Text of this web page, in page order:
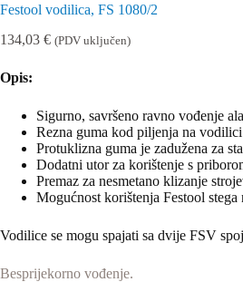
Festool vodilica, FS 1080/2
134,03 € (PDV uključen)
Opis:
Sigurno, savršeno ravno vođenje
Rezna guma kod piljenja na
Protuklizna guma je zadužena za
Dodatni utor za korištenje s
Premaz za nesmetano klizanje
Mogućnost korištenja Festool
Vodilice se mogu spajati sa dvije FSV
Besprijekorno vođenje.